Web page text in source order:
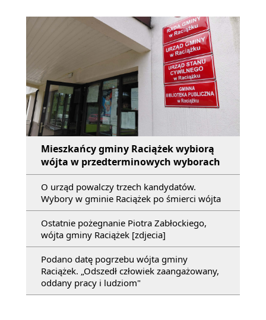
Mieszkańcy gminy Raciążek wybiorą
wójta w przedterminowych wyborach
O urząd powalczy trzech kandydatów.
Wybory w gminie Raciążek po śmierci wójta
Ostatnie pożegnanie Piotra Zabłockiego,
wójta gminy Raciążek [zdjecia]
Podano datę pogrzebu wójta gminy
Raciążek. „Odszedł człowiek zaangażowany,
oddany pracy i ludziom"